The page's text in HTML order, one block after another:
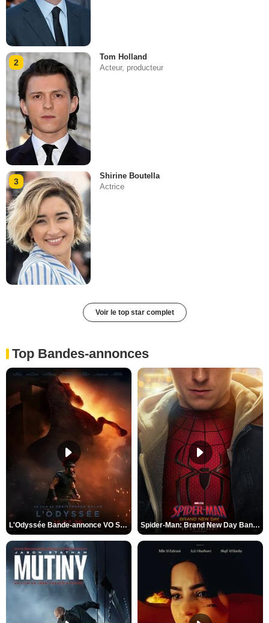
2
Tom Holland
Acteur, producteur
3
Shirine Boutella
Actrice
Voir le top star complet
Top Bandes-annonces
L'Odyssée Bande-annonce VO STFR Spider-Man: Brand New Day Bande-annonce VO STFR